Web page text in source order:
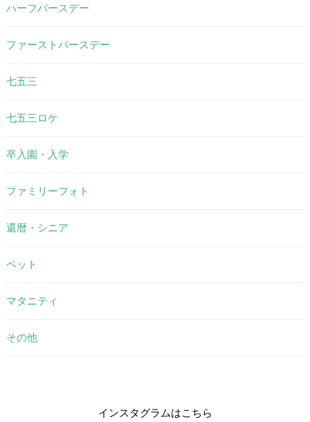
ハーフバースデー
ファーストバースデー
七五三
七五三ロケ
卒入園・入学
ファミリーフォト
還暦・シニア
ペット
マタニティ
その他
インスタグラムはこちら